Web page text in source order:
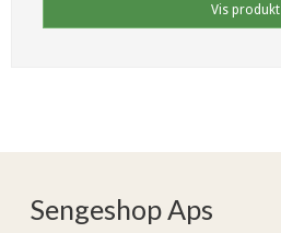
Vis produkt
Sengeshop Aps